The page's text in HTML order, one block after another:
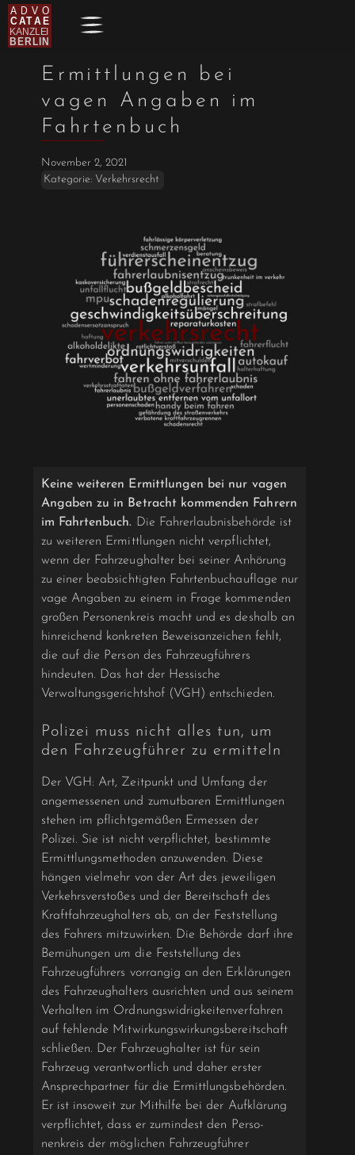
Ermittlungen bei
vagen Angaben im
Fahrtenbuch
November 2, 2021
Kategorie: Verkehrsrecht
Keine weiteren Ermittlungen bei nur vagen
Angaben zu in Betracht kommenden Fahrern
im Fahrtenbuch. Die Fahrerlaubnisbehörde ist
zu weiteren Ermittlungen nicht verpflichtet,
wenn der Fahr­zeughalter bei seiner Anhörung
zu einer beabsichtigten Fahrtenbuchauflage nur
vage Anga­ben zu einem in Frage kommenden
großen Personenkreis macht und es deshalb an
hinrei­chend konkreten Beweisanzeichen fehlt,
die auf die Person des Fahrzeugführers
hindeuten. Das hat der Hessische
Verwaltungsgerichtshof (VGH) entschieden.
Polizei muss nicht alles tun, um
den Fahrzeugführer zu ermitteln
Der VGH: Art, Zeitpunkt und Umfang der
angemessenen und zumutbaren Ermittlungen
stehen im pflichtgemäßen Ermessen der
Polizei. Sie ist nicht verpflichtet, bestimmte
Ermittlungs­methoden anzuwenden. Diese
hängen vielmehr von der Art des jeweiligen
Verkehrsverstoßes und der Bereitschaft des
Kraftfahrzeughalters ab, an der Feststellung
des Fahrers mitzuwirken. Die Behörde darf ihre
Bemühungen um die Feststellung des
Fahrzeugführers vorrangig an den Erklärungen
des Fahrzeughalters ausrichten und aus seinem
Verhalten im Ordnungswidrigkei­tenverfahren
auf fehlende Mitwirkungswirkungsbereitschaft
schließen. Der Fahrzeughalter ist für sein
Fahrzeug verantwortlich und daher erster
Ansprechpartner für die Ermittlungsbehör­den.
Er ist insoweit zur Mithilfe bei der Aufklärung
verpflichtet, dass er zumindest den Perso­
nenkreis der möglichen Fahrzeugführer